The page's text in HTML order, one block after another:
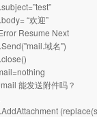
“欢迎”
Resume Next
域名")
能发送附件吗？